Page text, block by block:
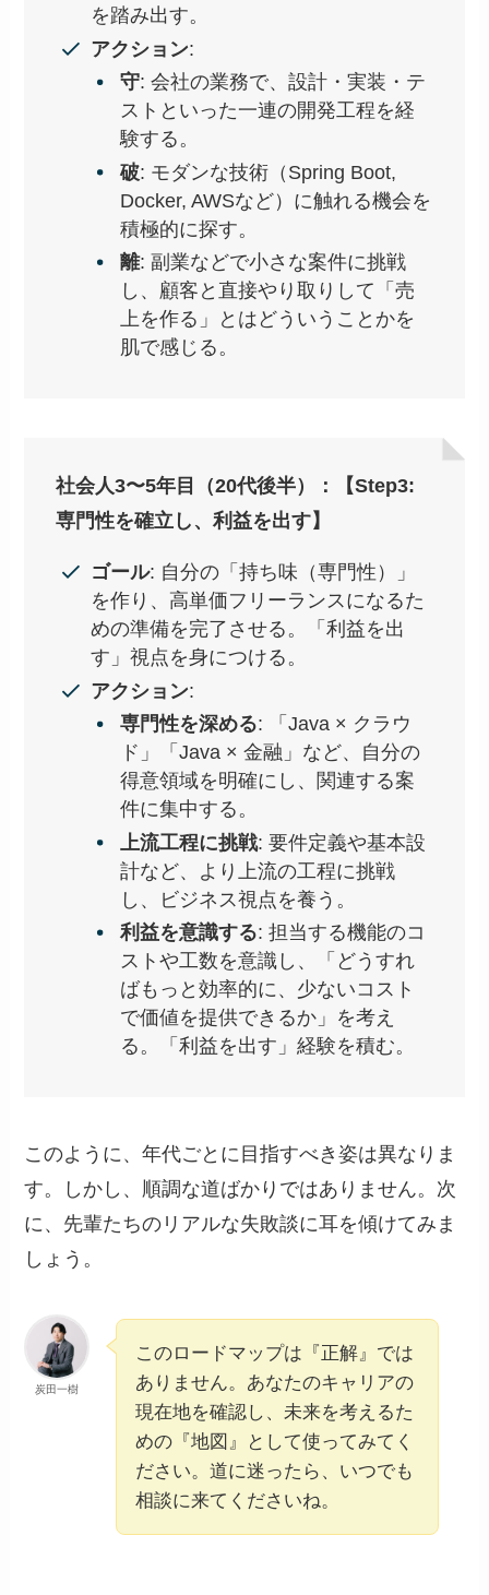
を踏み出す。
アクション:
守: 会社の業務で、設計・実装・テ
ストといった一連の開発工程を経
験する。
破: モダンな技術（Spring Boot,
Docker, AWSなど）に触れる機会を
積極的に探す。
離: 副業などで小さな案件に挑戦
し、顧客と直接やり取りして「売
上を作る」とはどういうことかを
肌で感じる。
社会人3〜5年目（20代後半）：【Step3:
専門性を確立し、利益を出す】
ゴール: 自分の「持ち味（専門性）」
を作り、高単価フリーランスになるた
めの準備を完了させる。「利益を出
す」視点を身につける。
アクション:
専門性を深める: 「Java × クラウ
ド」「Java × 金融」など、自分の
得意領域を明確にし、関連する案
件に集中する。
上流工程に挑戦: 要件定義や基本設
計など、より上流の工程に挑戦
し、ビジネス視点を養う。
利益を意識する: 担当する機能のコ
ストや工数を意識し、「どうすれ
ばもっと効率的に、少ないコスト
で価値を提供できるか」を考え
る。「利益を出す」経験を積む。
このように、年代ごとに目指すべき姿は異なりま
す。しかし、順調な道ばかりではありません。次
に、先輩たちのリアルな失敗談に耳を傾けてみま
しょう。
炭田一樹
このロードマップは『正解』では
ありません。あなたのキャリアの
現在地を確認し、未来を考えるた
めの『地図』として使ってみてく
ださい。道に迷ったら、いつでも
相談に来てくださいね。